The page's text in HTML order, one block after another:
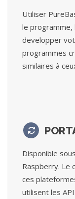
Utiliser
le programme,
developper
programmes
similaires à
Disponible
Raspberry. Le
ces
utilisent les